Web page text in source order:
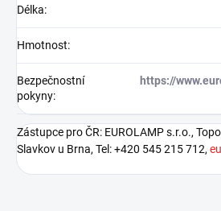
Délka:
Hmotnost:
Bezpečnostní
pokyny:
https://
Zástupce pro ČR: EUROLAMP s.r.o.,
Slavkov u Brna, Tel: +420 545 215 712,